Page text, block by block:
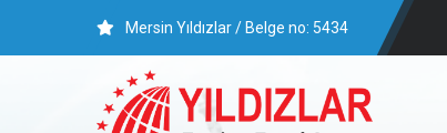
Mersin Yıldızlar / Belge no: 5434